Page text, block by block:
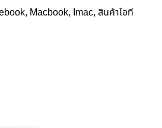
Macbook, Imac, สินค้าไอที